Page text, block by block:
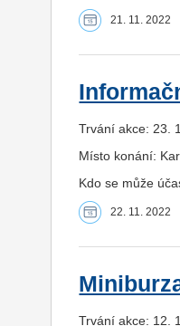
21. 11. 2022
Trvání akce: 23.
Místo konání:
Kdo se může
22. 11. 2022
Trvání akce: 12.